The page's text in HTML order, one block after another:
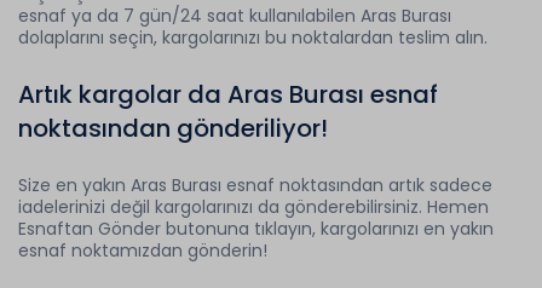
esnaf ya da 7 gün/24 saat kullanılabilen Aras Burası
dolaplarını seçin, kargolarınızı bu noktalardan teslim alın.
Artık kargolar da Aras Burası esnaf
noktasından gönderiliyor!
Size en yakın Aras Burası esnaf noktasından artık sadece
iadelerinizi değil kargolarınızı da gönderebilirsiniz. Hemen
Esnaftan Gönder butonuna tıklayın, kargolarınızı en yakın
esnaf noktamızdan gönderin!